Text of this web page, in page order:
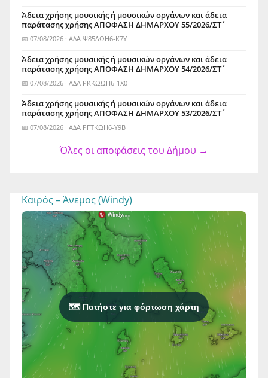
Άδεια χρήσης μουσικής ή μουσικών οργάνων και άδεια
παράτασης χρήσης ΑΠΟΦΑΣΗ ΔΗΜΑΡΧΟΥ 55/2026/ΣΤ΄
📅 07/08/2026 · ΑΔΑ Ψ85ΛΩΗ6-Κ7Υ
Άδεια χρήσης μουσικής ή μουσικών οργάνων και άδεια
παράτασης χρήσης ΑΠΟΦΑΣΗ ΔΗΜΑΡΧΟΥ 54/2026/ΣΤ΄
📅 07/08/2026 · ΑΔΑ ΡΚΚΩΩΗ6-1Χ0
Άδεια χρήσης μουσικής ή μουσικών οργάνων και άδεια
παράτασης χρήσης ΑΠΟΦΑΣΗ ΔΗΜΑΡΧΟΥ 53/2026/ΣΤ΄
📅 07/08/2026 · ΑΔΑ ΡΓΤΚΩΗ6-Υ9Β
Όλες οι αποφάσεις του Δήμου →
Καιρός – Άνεμος (Windy)
🗺️ Πατήστε για φόρτωση χάρτη